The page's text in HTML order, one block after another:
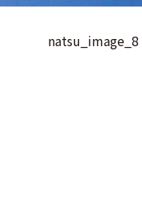
natsu_image_8